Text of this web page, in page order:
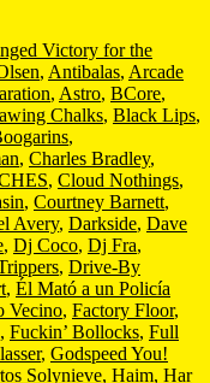
Victory for the
, Antibalas, Arcade
, Astro, BCore,
Chalks, Black Lips,
,
, Charles Bradley,
, Cloud Nothings,
, Courtney Barnett,
Avery, Darkside, Dave
, Dj Coco, Dj Fra,
, Drive-By
, Él Mató a un Policía
Vecino, Factory Floor,
, Fuckin’ Bollocks, Full
, Godspeed You!
Solynieve, Haim, Har